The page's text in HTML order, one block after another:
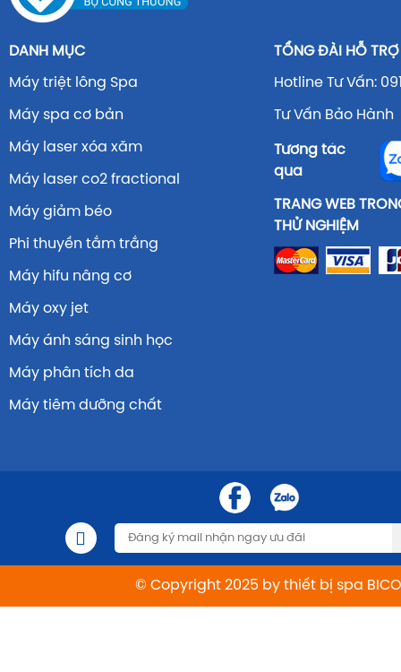
DANH MỤC
Máy triệt lông Spa
Máy spa cơ bản
Máy laser xóa xăm
Máy laser co2 fractional
Máy giảm béo
Phi thuyền tắm trắng
Máy hifu nâng cơ
Máy oxy jet
Máy ánh sáng sinh học
Máy phân tích da
Máy tiêm dưỡng chất
TỔNG ĐÀI HỖ TRỢ
Hotline Tư Vấn:
Tư Vấn Bảo Hành
Tương tác
qua
TRANG WEB
THỬ NGHIỆM
© Copyright 2025 by thiết bị spa BICO